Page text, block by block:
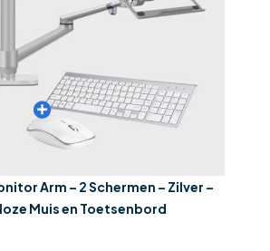
Arm – 2 Schermen – Zilver –
Muis en Toetsenbord